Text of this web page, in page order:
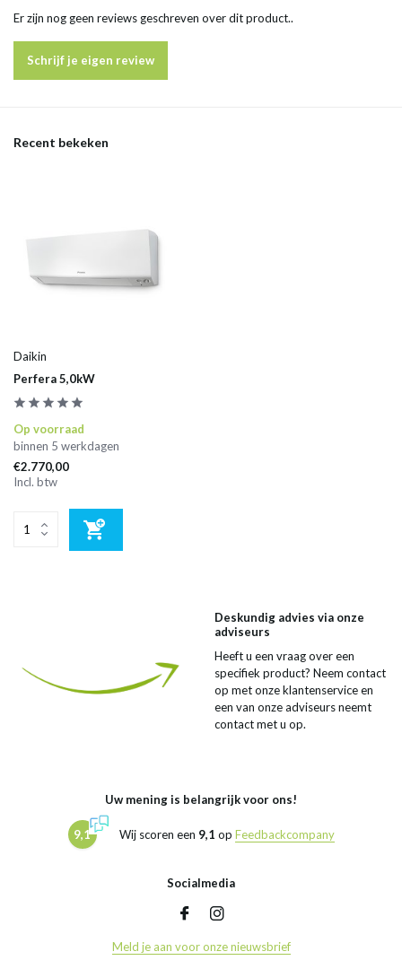
Er zijn nog geen reviews geschreven over dit product..
Schrijf je eigen review
Recent bekeken
Daikin
Perfera 5,0kW
Op voorraad
binnen 5 werkdagen
€2.770,00
Incl. btw
Deskundig advies via onze
adviseurs
Heeft u een vraag over een
specifiek product? Neem contact
op met onze klantenservice en
een van onze adviseurs neemt
contact met u op.
Uw mening is belangrijk voor ons!
9,1 Wij scoren een 9,1 op Feedbackcompany
Socialmedia
Meld je aan voor onze nieuwsbrief